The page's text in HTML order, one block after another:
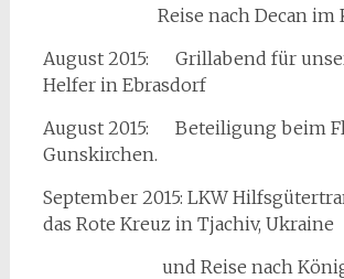
Reise nach Decan im
August 2015: Grillabend für
Helfer in Ebrasdorf
August 2015: Beteiligung beim
Gunskirchen.
September 2015: LKW
das Rote Kreuz in Tjachiv, Ukraine
und Reise nach